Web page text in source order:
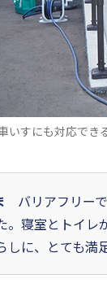
いすにも対応でき
バリアフリー
。寝室とトイレ
しに、とても満